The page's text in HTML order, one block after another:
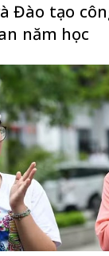
Đào tạo
năm học